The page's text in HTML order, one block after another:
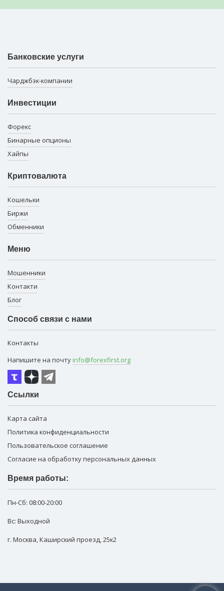
Банковские услуги
Чарджбэк-компании
Инвестиции
Форекс
Бинарные опционы
Хайпы
Криптовалюта
Кошельки
Биржи
Обменники
Меню
Мошенники
Контакти
Блог
Способ связи с нами
Контакты
Напишите на почту info@forexfirst.org
Ссылки
Карта сайта
Политика конфиденциальности
Пользовательское соглашение
Согласие на обработку персональных данных
Время работы:
Пн-Сб: 08:00-20:00
Вс: Выходной
г. Москва,Каширский проезд, 25к2